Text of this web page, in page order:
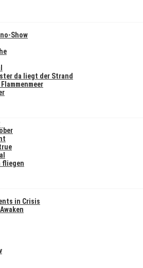
Show
da liegt der Strand
fliegen
in Crisis